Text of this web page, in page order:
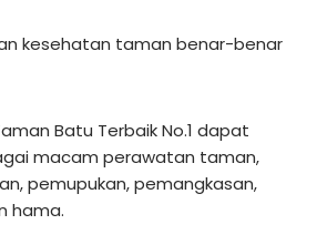
kesehatan taman benar-benar
Batu Terbaik No.1 dapat
macam perawatan taman,
pemupukan, pemangkasan,
hama.